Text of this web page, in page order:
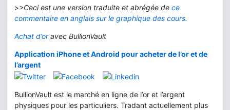
>>Ceci est une version traduite et abrégée de ce
commentaire en anglais sur le graphique des cours.
Achat d’oravec BullionVault
Application iPhone et Android pour acheter de l’or et de
l’argent
BullionVault est le marché en ligne de l’or et l’argent
physiques pour les particuliers. Tradant actuellement plus